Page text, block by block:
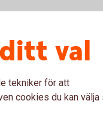
val
tekniker för att
cookies du kan välja